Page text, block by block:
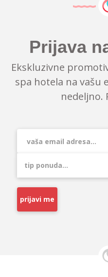
Prijava
Ekskluzivne
spa hotela na vašu
nedeljno.
prijavi me